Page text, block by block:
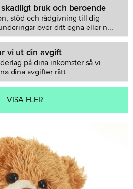
bruk och beroende
stöd och rådgivning till dig
över ditt egna eller n...
vi ut din avgift
på dina inkomster så vi
dina avgifter rätt
VISA FLER